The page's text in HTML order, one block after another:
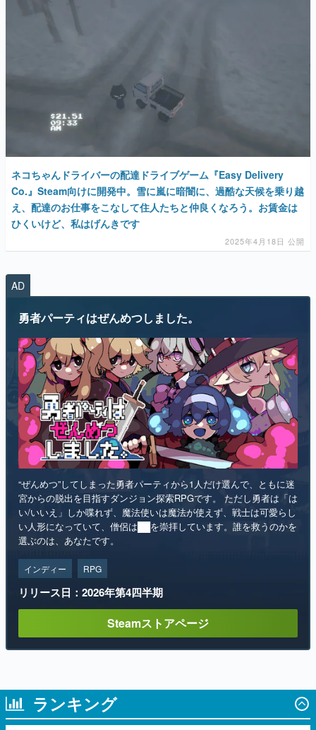
ネコちゃんドライバーの配達ドライブゲーム『Easy Delivery
え、配達のお仕事をこなして住人たちと仲良くなろう。お賃金は
ひくいけど、私はげんきです
2025年4月18日 公開
AD
“ぜんめつ”してしまった勇者パーティから1人だけ選んで、ともに迷
宮からの脱出を目指すダンジョン探索RPGです。 ただし勇者は「は
い/いいえ」しか喋れず、魔法使いは魔法が使えず、戦士は可愛らし
選ぶのは、あなたです。
インディー RPG
リリース日：2026年第4四半期
ランキング
1
「タバコを止められない猫耳キャラを描く
深夜枠アニメ」に視聴者の一部から批判意
見。違法薬物の使用と思しき描写も含め